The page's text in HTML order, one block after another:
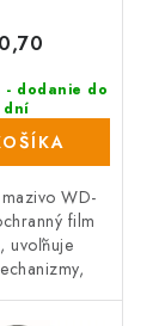
- dodanie do
dní
ks)
WD-
film
uvoľňuje